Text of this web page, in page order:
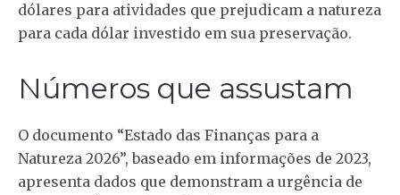
dólares para atividades que prejudicam a natureza
para cada dólar investido em sua preservação.
Números que assustam
O documento “Estado das Finanças para a
Natureza 2026”, baseado em informações de 2023,
apresenta dados que demonstram a urgência de